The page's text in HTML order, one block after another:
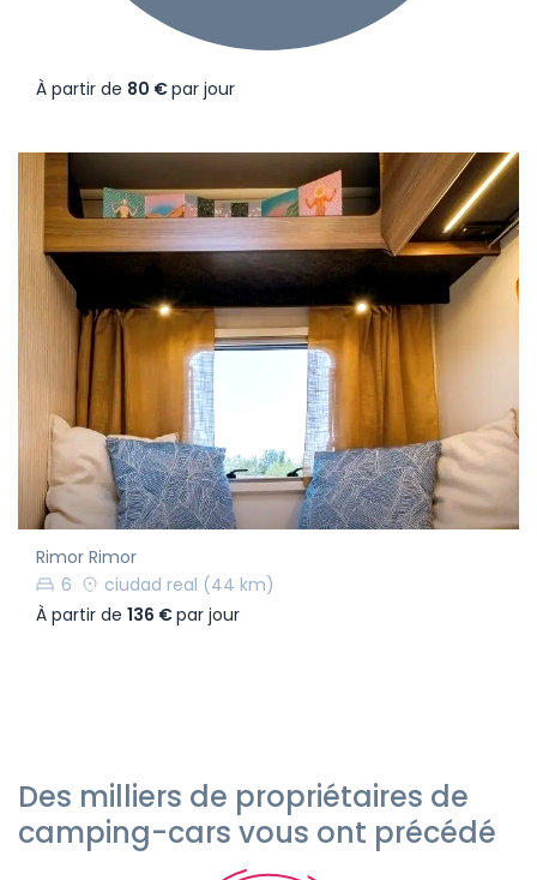
À partir de 80 €par jour
Rimor Rimor
6
ciudad real (44 km)
À partir de 136 €par jour
Des milliers de propriétaires de
camping-cars vous ont précédé